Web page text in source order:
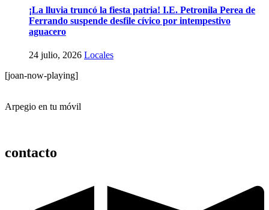
¡La lluvia truncó la fiesta patria! I.E. Petronila Perea de
Ferrando suspende desfile cívico por intempestivo
aguacero
24 julio, 2026 Locales
[joan-now-playing]
Arpegio en tu móvil
contacto